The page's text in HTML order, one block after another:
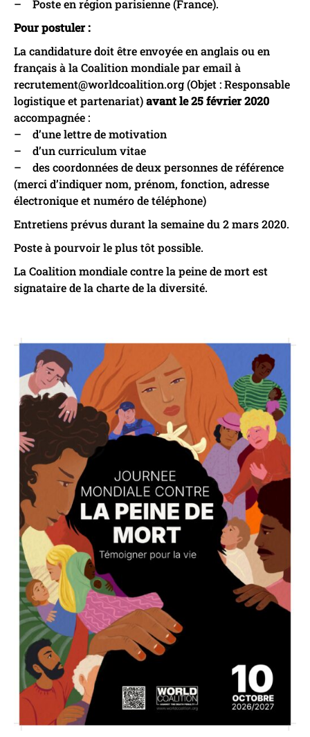
– Poste en région parisienne (France).
Pour postuler :
La candidature doit être envoyée en anglais ou en
français à la Coalition mondiale par email à
recrutement@worldcoalition.org (Objet : Responsable
logistique et partenariat)avant le 25 février 2020
accompagnée :
– d’une lettre de motivation
– d’un curriculum vitae
– des coordonnées de deux personnes de référence
(merci d’indiquer nom, prénom, fonction, adresse
électronique et numéro de téléphone)
Entretiens prévus durant la semaine du 2 mars 2020.
Poste à pourvoir le plus tôt possible.
La Coalition mondiale contre la peine de mort est
signataire de la charte de la diversité.